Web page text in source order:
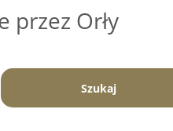
przez Orły
Szukaj